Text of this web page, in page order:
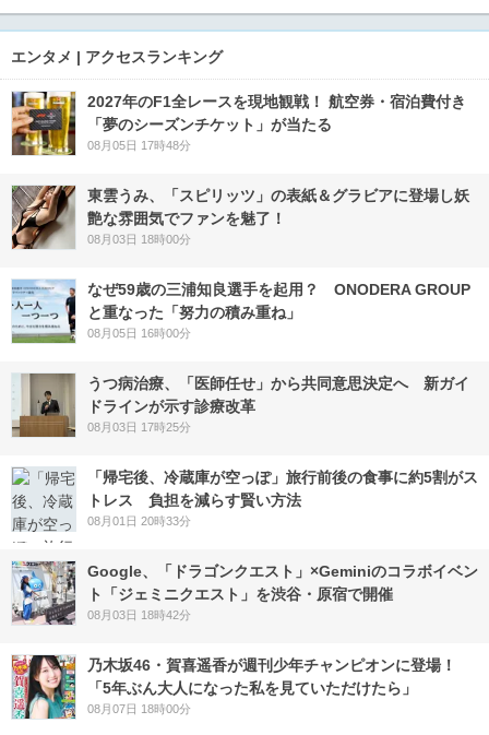
エンタメ | アクセスランキング
2027年のF1全レースを現地観戦！ 航空券・宿泊費付き
「夢のシーズンチケット」が当たる
08月05日 17時48分
東雲うみ、「スピリッツ」の表紙＆グラビアに登場し妖
艶な雰囲気でファンを魅了！
08月03日 18時00分
なぜ59歳の三浦知良選手を起用？ ONODERA GROUP
と重なった「努力の積み重ね」
08月05日 16時00分
うつ病治療、「医師任せ」から共同意思決定へ 新ガイ
ドラインが示す診療改革
08月03日 17時25分
「帰宅後、冷蔵庫が空っぽ」旅行前後の食事に約5割がス
トレス 負担を減らす賢い方法
08月01日 20時33分
Google、「ドラゴンクエスト」×Geminiのコラボイベン
ト「ジェミニクエスト」を渋谷・原宿で開催
08月03日 18時42分
乃木坂46・賀喜遥香が週刊少年チャンピオンに登場！
「5年ぶん大人になった私を見ていただけたら」
08月07日 18時00分